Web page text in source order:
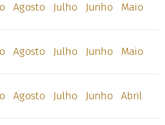
Agosto Julho Junho
Maio
Agosto Julho Junho
Maio
Agosto Julho Junho
Abril